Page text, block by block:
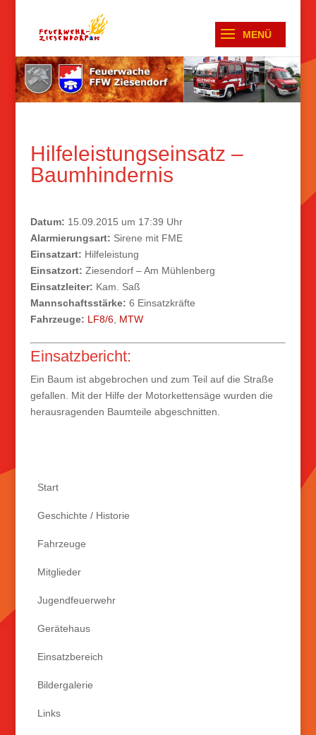
Hilfeleistungseinsatz –
Baumhindernis
Datum: 15.09.2015 um 17:39 Uhr
Alarmierungsart: Sirene mit FME
Einsatzart: Hilfeleistung
Einsatzort: Ziesendorf – Am Mühlenberg
Einsatzleiter: Kam. Saß
Mannschaftsstärke: 6 Einsatzkräfte
Fahrzeuge: LF8/6, MTW
Einsatzbericht:
Ein Baum ist abgebrochen und zum Teil auf die Straße
gefallen. Mit der Hilfe der Motorkettensäge wurden die
herausragenden Baumteile abgeschnitten.
Start
Geschichte / Historie
Fahrzeuge
Mitglieder
Jugendfeuerwehr
Gerätehaus
Einsatzbereich
Bildergalerie
Links